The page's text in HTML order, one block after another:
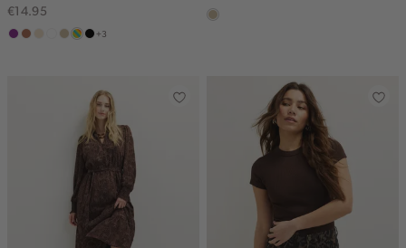
€14.95
middenpaars
terracotta
vanille
witlichtzand
meerkleurig
zwart
+3
lichtzand